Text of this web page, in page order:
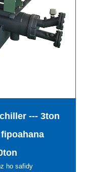
--- 3ton
ho safidy